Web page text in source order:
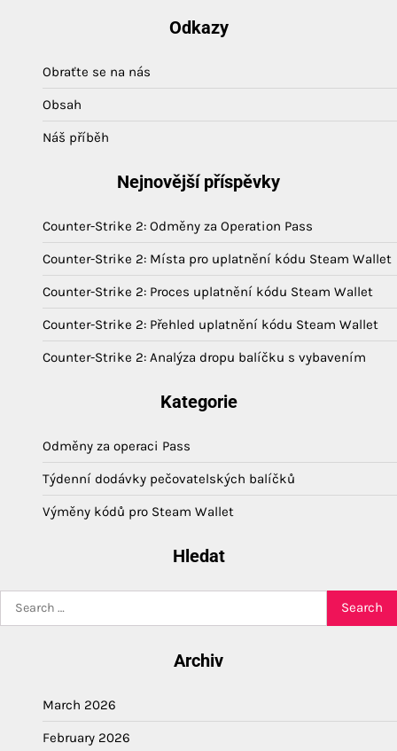
Odkazy
Obraťte se na nás
Obsah
Náš příběh
Nejnovější příspěvky
Counter-Strike 2: Odměny za Operation Pass
Counter-Strike 2: Místa pro uplatnění kódu Steam Wallet
Counter-Strike 2: Proces uplatnění kódu Steam Wallet
Counter-Strike 2: Přehled uplatnění kódu Steam Wallet
Counter-Strike 2: Analýza dropu balíčku s vybavením
Kategorie
Odměny za operaci Pass
Týdenní dodávky pečovatelských balíčků
Výměny kódů pro Steam Wallet
Hledat
Archiv
March 2026
February 2026